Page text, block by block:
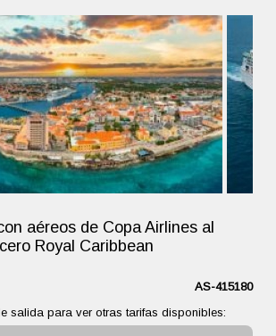
aéreos de Copa Airlines al
Royal Caribbean
AS-415180
salida para ver otras tarifas disponibles: